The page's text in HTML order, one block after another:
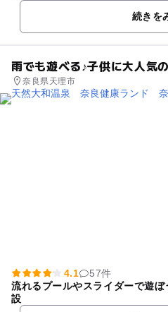
続きを
雨でも遊べる♪子供に大人気
奈良県天理市
4.1
57件
流れるプールやスライダーで遊
設